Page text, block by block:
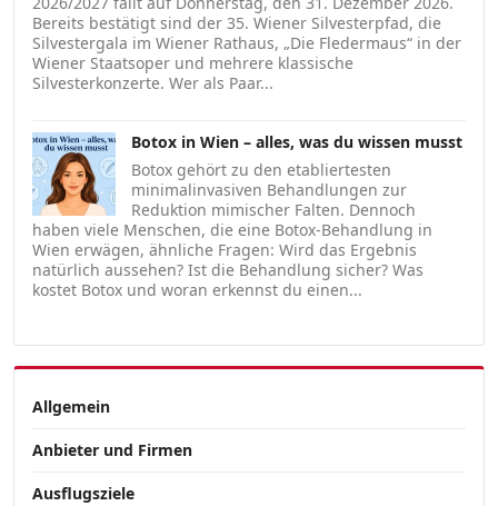
Bereits bestätigt sind der 35. Wiener Silvesterpfad, die
Silvestergala im Wiener Rathaus, „Die Fledermaus“ in der
Wiener Staatsoper und mehrere klassische
Silvesterkonzerte. Wer als Paar...
Botox in Wien – alles, was du wissen musst
Botox gehört zu den etabliertesten
minimalinvasiven Behandlungen zur
Reduktion mimischer Falten. Dennoch
haben viele Menschen, die eine Botox-Behandlung in
Wien erwägen, ähnliche Fragen: Wird das Ergebnis
natürlich aussehen? Ist die Behandlung sicher? Was
kostet Botox und woran erkennst du einen...
Allgemein
Anbieter und Firmen
Ausflugsziele